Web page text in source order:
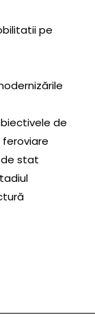
pe
de
stat